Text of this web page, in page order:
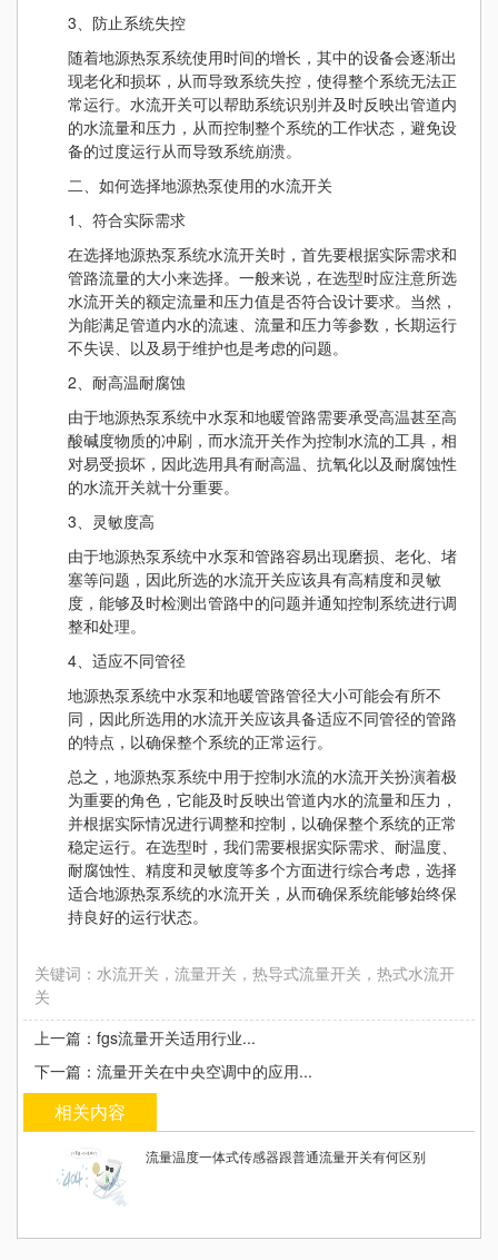
3、防止系统失控
随着地源热泵系统使用时间的增长，其中的设备会逐渐出
现老化和损坏，从而导致系统失控，使得整个系统无法正
常运行。水流开关可以帮助系统识别并及时反映出管道内
的水流量和压力，从而控制整个系统的工作状态，避免设
备的过度运行从而导致系统崩溃。
二、如何选择地源热泵使用的水流开关
1、符合实际需求
在选择地源热泵系统水流开关时，首先要根据实际需求和
管路流量的大小来选择。一般来说，在选型时应注意所选
水流开关的额定流量和压力值是否符合设计要求。当然，
为能满足管道内水的流速、流量和压力等参数，长期运行
不失误、以及易于维护也是考虑的问题。
2、耐高温耐腐蚀
由于地源热泵系统中水泵和地暖管路需要承受高温甚至高
酸碱度物质的冲刷，而水流开关作为控制水流的工具，相
对易受损坏，因此选用具有耐高温、抗氧化以及耐腐蚀性
的水流开关就十分重要。
3、灵敏度高
由于地源热泵系统中水泵和管路容易出现磨损、老化、堵
塞等问题，因此所选的水流开关应该具有高精度和灵敏
度，能够及时检测出管路中的问题并通知控制系统进行调
整和处理。
4、适应不同管径
地源热泵系统中水泵和地暖管路管径大小可能会有所不
同，因此所选用的水流开关应该具备适应不同管径的管路
的特点，以确保整个系统的正常运行。
总之，地源热泵系统中用于控制水流的水流开关扮演着极
为重要的角色，它能及时反映出管道内水的流量和压力，
并根据实际情况进行调整和控制，以确保整个系统的正常
稳定运行。在选型时，我们需要根据实际需求、耐温度、
耐腐蚀性、精度和灵敏度等多个方面进行综合考虑，选择
适合地源热泵系统的水流开关，从而确保系统能够始终保
持良好的运行状态。
关键词：水流开关，流量开关，热导式流量开关，热式水流开
关
上一篇：fgs流量开关适用行业...
下一篇：流量开关在中央空调中的应用...
相关内容
流量温度一体式传感器跟普通流量开关有何区别